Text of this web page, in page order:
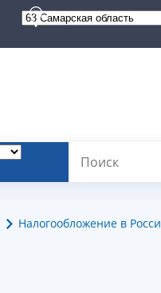
Налогообложение в